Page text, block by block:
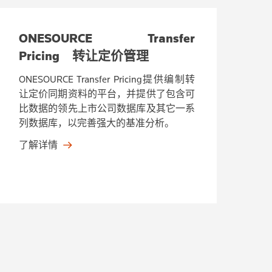
ONESOURCE Transfer
Pricing 转让定价管理
ONESOURCE Transfer Pricing提供编制转
让定价同期资料的平台，并提供了包含可
比数据的领先上市公司数据库及其它一系
列数据库，以完善强大的基准分析。
了解详情